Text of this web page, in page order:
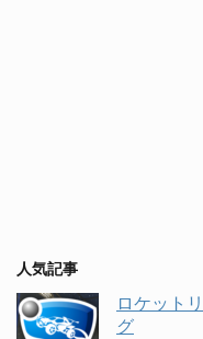
人気記事
ロケット
グ